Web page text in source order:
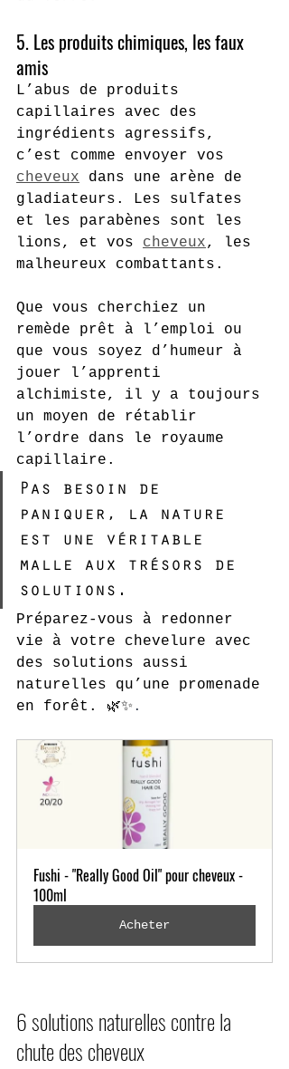
5. Les produits chimiques, les faux
amis
L’abus de produits
capillaires avec des
ingrédients agressifs,
c’est comme envoyer vos
cheveux dans une arène de
gladiateurs. Les sulfates
et les parabènes sont les
lions, et vos cheveux, les
malheureux combattants.
Que vous cherchiez un
remède prêt à l’emploi ou
que vous soyez d’humeur à
jouer l’apprenti
alchimiste, il y a toujours
un moyen de rétablir
l’ordre dans le royaume
capillaire.
Pas besoin de
paniquer, la nature
est une véritable
malle aux trésors de
solutions.
Préparez-vous à redonner
vie à votre chevelure avec
des solutions aussi
naturelles qu’une promenade
en forêt. 🌿✨ .
Fushi - "Really Good Oil" pour cheveux -
100ml
Acheter
6 solutions naturelles contre la
chute des cheveux